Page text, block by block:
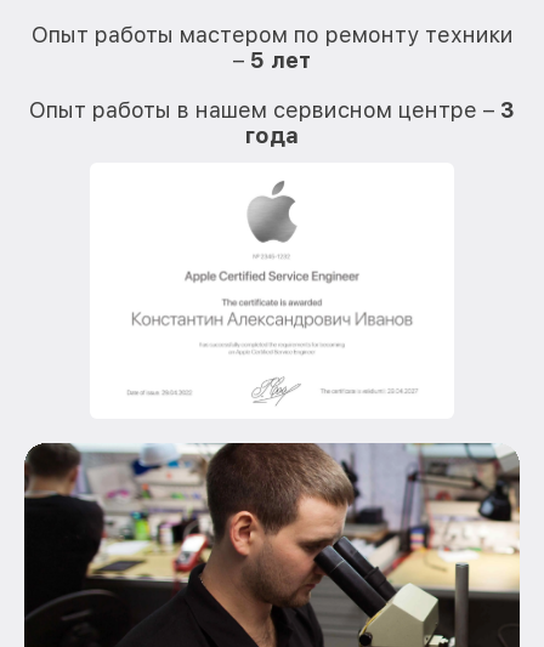
Опыт работы мастером по ремонту техники
– 5 лет
Опыт работы в нашем сервисном центре – 3
года